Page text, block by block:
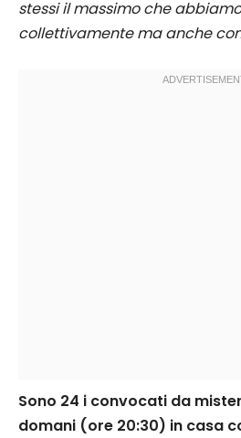
stessi il massimo che
collettivamente ma anche
Sono 24 i convocati da
domani (ore 20:30) in casa